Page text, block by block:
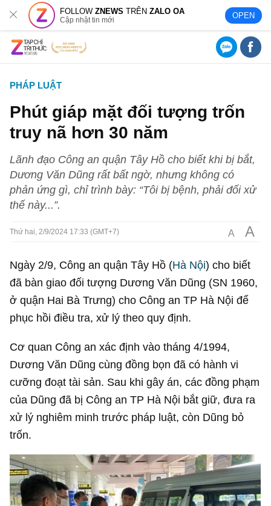
FOLLOWZNEWS TRÊNZALO OA
Cập nhật tin mới OPEN
PHÁP LUẬT
Phút giáp mặt đối tượng trốn
truy nã hơn 30 năm
Lãnh đạo Công an quận Tây Hồ cho biết khi bị bắt,
Dương Văn Dũng rất bất ngờ, nhưng không có
phản ứng gì, chỉ trình bày: “Tôi bị bệnh, phải đối xử
thế này...”.
Thứ hai, 2/9/2024 17:33 (GMT+7) A A
Ngày 2/9, Công an quận Tây Hồ (Hà Nội) cho biết
đã bàn giao đối tượng Dương Văn Dũng (SN 1960,
ở quận Hai Bà Trưng) cho Công an TP Hà Nội để
phục hồi điều tra, xử lý theo quy định.
Cơ quan Công an xác định vào tháng 4/1994,
Dương Văn Dũng cùng đồng bọn đã có hành vi
cưỡng đoạt tài sản. Sau khi gây án, các đồng phạm
của Dũng đã bị Công an TP Hà Nội bắt giữ, đưa ra
xử lý nghiêm minh trước pháp luật, còn Dũng bỏ
trốn.